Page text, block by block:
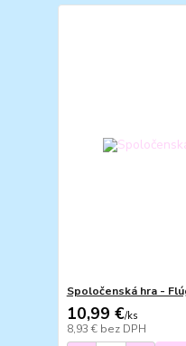
Spoločenská hra -
10,99 €/ks
8,93 € bez DPH